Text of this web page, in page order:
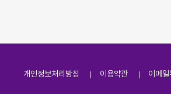
개인정보처리방침 이용약관 이메